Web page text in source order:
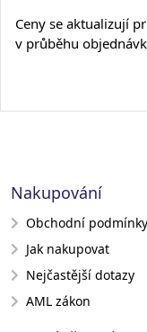
Ceny se aktualizují
v průběhu
Nakupování
Obchodní podmínky
Jak nakupovat
Nejčastější dotazy
AML zákon